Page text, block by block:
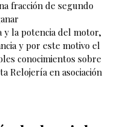
fracción de segundo
y la potencia del motor,
y por este motivo el
conocimientos sobre
Relojería en asociación